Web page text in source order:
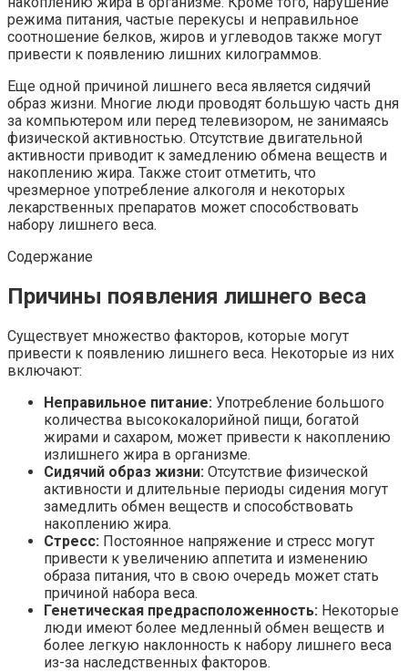
режима питания, частые перекусы и неправильное
соотношение белков, жиров и углеводов также могут
привести к появлению лишних килограммов.
Еще одной причиной лишнего веса является сидячий
образ жизни. Многие люди проводят большую часть дня
за компьютером или перед телевизором, не занимаясь
физической активностью. Отсутствие двигательной
активности приводит к замедлению обмена веществ и
накоплению жира. Также стоит отметить, что
чрезмерное употребление алкоголя и некоторых
лекарственных препаратов может способствовать
набору лишнего веса.
Содержание
Причины появления лишнего веса
Существует множество факторов, которые могут
привести к появлению лишнего веса. Некоторые из них
включают:
Неправильное питание: Употребление большого
количества высококалорийной пищи, богатой
жирами и сахаром, может привести к накоплению
излишнего жира в организме.
Сидячий образ жизни: Отсутствие физической
активности и длительные периоды сидения могут
замедлить обмен веществ и способствовать
накоплению жира.
Стресс: Постоянное напряжение и стресс могут
привести к увеличению аппетита и изменению
образа питания, что в свою очередь может стать
причиной набора веса.
Генетическая предрасположенность: Некоторые
люди имеют более медленный обмен веществ и
более легкую наклонность к набору лишнего веса
из-за наследственных факторов.